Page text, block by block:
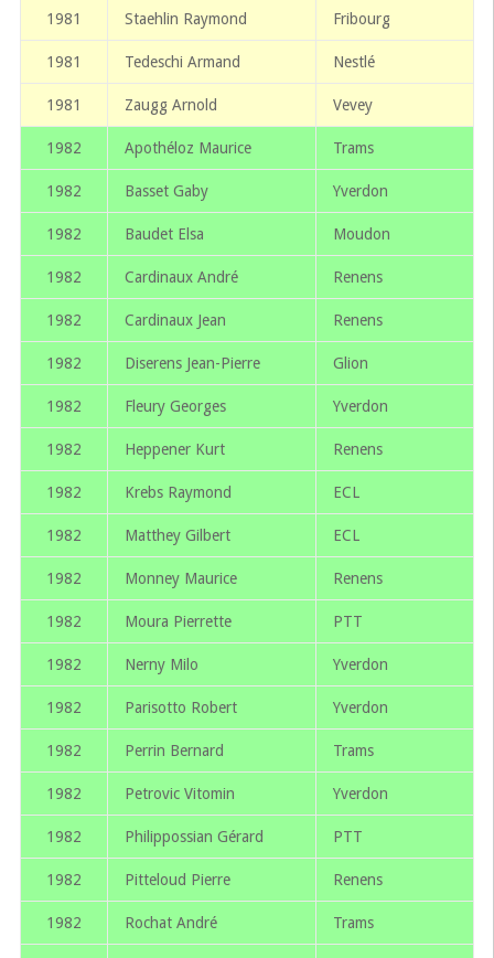
1981 Staehlin Raymond Fribourg
1981 Tedeschi Armand Nestlé
1981 Zaugg Arnold Vevey
1982 Apothéloz Maurice Trams
1982 Basset Gaby Yverdon
1982 Baudet Elsa Moudon
1982 Cardinaux André Renens
1982 Cardinaux Jean Renens
1982 Diserens Jean-Pierre Glion
1982 Fleury Georges Yverdon
1982 Heppener Kurt Renens
1982 Krebs Raymond ECL
1982 Matthey Gilbert ECL
1982 Monney Maurice Renens
1982 Moura Pierrette PTT
1982 Nerny Milo Yverdon
1982 Parisotto Robert Yverdon
1982 Perrin Bernard Trams
1982 Petrovic Vitomin Yverdon
1982 Philippossian Gérard PTT
1982 Pitteloud Pierre Renens
1982 Rochat André Trams